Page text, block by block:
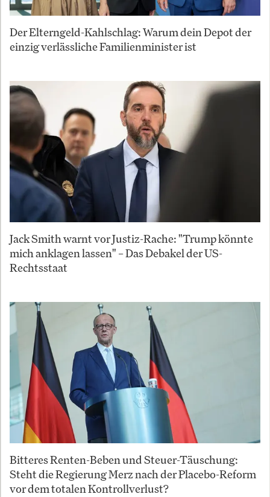
Der Elterngeld-Kahlschlag: Warum dein Depot der
einzig verlässliche Familienminister ist
Jack Smith warnt vor Justiz-Rache: "Trump könnte
mich anklagen lassen" – Das Debakel der US-
Rechtsstaat
Bitteres Renten-Beben und Steuer-Täuschung:
Steht die Regierung Merz nach der Placebo-Reform
vor dem totalen Kontrollverlust?